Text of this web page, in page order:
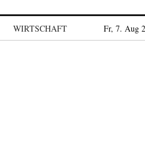
WIRTSCHAFT Fr, 7. Aug